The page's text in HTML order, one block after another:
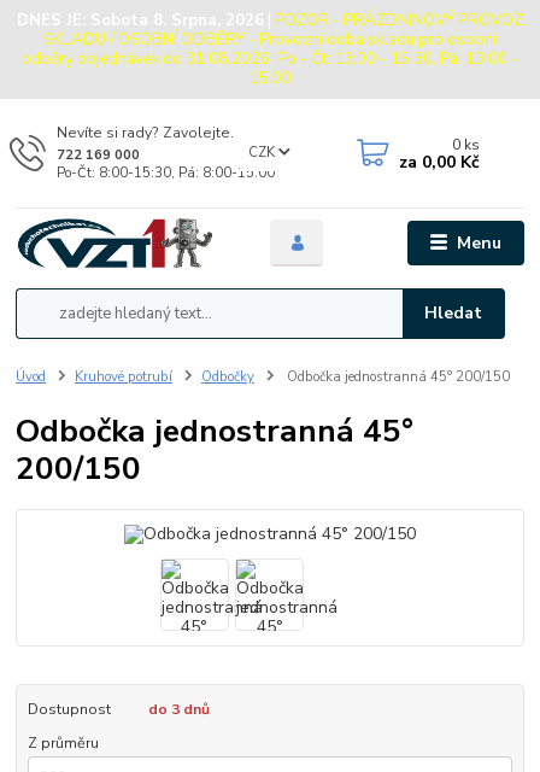
DNES JE: Sobota 8. Srpna, 2026 | POZOR - PRÁZDNINOVÝ PROVOZ
SKLADU / OSOBNÍ ODBĚRY - Provozní doba skladu pro osobní
odběry objednávek do 31.08.2026: Po - Čt: 13:00 - 15:30, Pá: 13:00 -
15:00
Menu
CZK
Hledat
Nevíte si rady? Zavolejte.
722 169 000
Po-Čt: 8:00-15:30, Pá: 8:00-15:00
0 ks
za 0,00 Kč
Úvod Kruhové potrubí Odbočky Odbočka jednostranná 45° 200/150
Odbočka jednostranná 45°
200/150
Dostupnost
do 3 dnů
Z průměru